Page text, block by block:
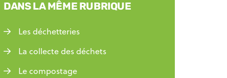
DANS LA MÊME RUBRIQUE
Les déchetteries
La collecte des déchets
Le compostage